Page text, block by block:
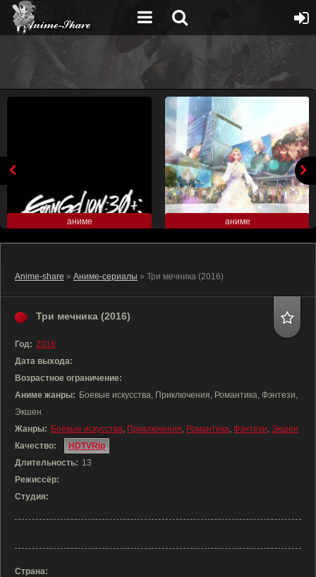
аниме аниме
Anime-share » Аниме-сериалы » Три мечника (2016)
Три мечника (2016)
Год: 2016
Дата выхода:
Возрастное ограничение:
Аниме жанры: Боевые искусства, Приключения, Романтика, Фэнтези,
Экшен
Жанры: Боевые искусства, Приключения, Романтика, Фэнтези, Экшен
Качество:
HDTVRip
Длительность: 13
Режиссёр:
Студия:
Страна: